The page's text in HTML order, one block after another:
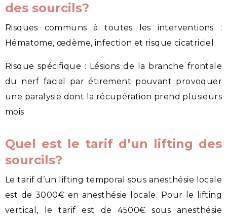
des sourcils?
Risques communs à toutes les interventions :
Hématome, œdème, infection et risque cicatriciel
Risque spécifique : Lésions de la branche frontale
du nerf facial par étirement pouvant provoquer
une paralysie dont la récupération prend plusieurs
mois
Quel est le tarif d’un lifting des
sourcils?
Le tarif d’un lifting temporal sous anesthésie locale
est de 3000€ en anesthésie locale. Pour le lifting
vertical, le tarif est de 4500€ sous anesthésie